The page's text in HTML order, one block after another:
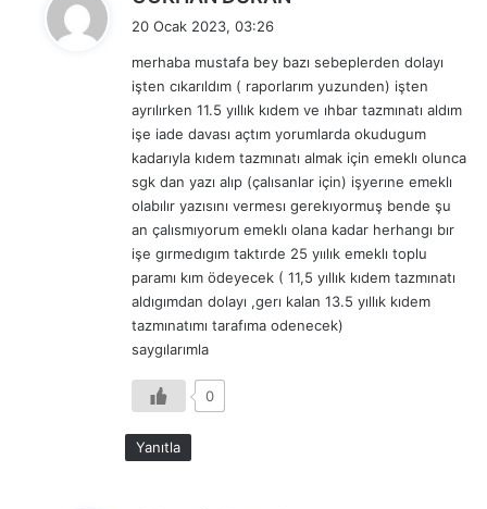
i
k
i
:
20 Ocak 2023, 03:26
merhaba mustafa bey bazı sebeplerden dolayı
işten cıkarıldım ( raporlarım yuzunden) işten
ayrılırken 11.5 yıllık kıdem ve ıhbar tazmınatı aldım
işe iade davası açtım yorumlarda okudugum
kadarıyla kıdem tazmınatı almak için emeklı olunca
sgk dan yazı alıp (çalısanlar için) işyerıne emeklı
olabılır yazısını vermesı gerekıyormuş bende şu
an çalısmıyorum emeklı olana kadar herhangı bır
işe gırmedıgım taktırde 25 yıılık emeklı toplu
paramı kım ödeyecek ( 11,5 yıllık kıdem tazmınatı
aldıgımdan dolayı ,gerı kalan 13.5 yıllık kıdem
tazmınatımı tarafıma odenecek)
saygılarımla
0
Yanıtla